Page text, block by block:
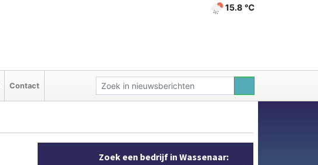
15.8 ℃
Contact
Zoek een bedrijf in Wassenaar: